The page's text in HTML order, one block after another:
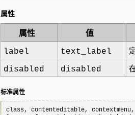
属性
属性
值
label
text_label
disabled
disabled
标准属性
class, contenteditable,